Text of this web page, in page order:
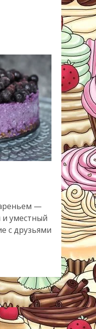
—
и уместный
с друзьями